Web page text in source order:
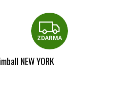
ZDARMA
NEW YORK